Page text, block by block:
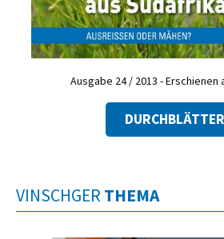
Ausgabe 24 / 2013 - Erschienen
VINSCHGER THEMA